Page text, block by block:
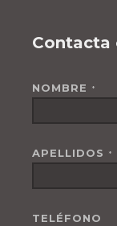
Contacta
NOMBRE *
APELLIDOS *
TELÉFONO